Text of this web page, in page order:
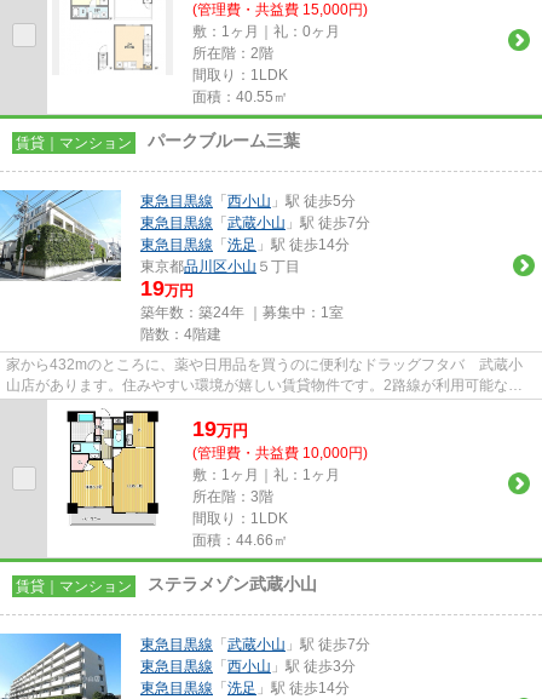
(管理費・共益費 15,000円)
敷：1ヶ月｜礼：0ヶ月
所在階：2階
間取り：1LDK
面積：40.55㎡
賃貸｜マンション パークブルーム三葉
東急目黒線 「 西小山 」駅 徒歩5分
東急目黒線 「 武蔵小山 」駅 徒歩7分
東急目黒線 「 洗足 」駅 徒歩14分
東京都品川区小山 ５丁目
19万円
築年数：築24年 ｜募集中： 1室
階数：4階建
家から432mのところに、薬や日用品を買うのに便利なドラッグフタバ 武蔵小
山店があります。住みやすい環境が嬉しい賃貸物件です。2路線が利用可能なた
め、利便性の高い物件です。三友...
19万円
(管理費・共益費 10,000円)
敷：1ヶ月｜礼：1ヶ月
所在階：3階
間取り：1LDK
面積：44.66㎡
賃貸｜マンション ステラメゾン武蔵小山
東急目黒線 「 武蔵小山 」駅 徒歩7分
東急目黒線 「 西小山 」駅 徒歩3分
東急目黒線 「 洗足 」駅 徒歩14分